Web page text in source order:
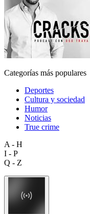
Categorías más populares
Deportes
Cultura y sociedad
Humor
Noticias
True crime
A - H
I - P
Q - Z